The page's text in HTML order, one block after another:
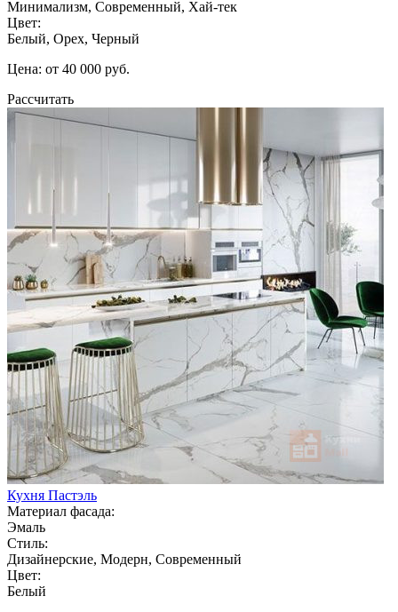
Минимализм, Современный, Хай-тек
Цвет:
Белый, Орех, Черный
Цена: от 40 000 руб.
Рассчитать
Кухня Пастэль
Материал фасада:
Эмаль
Стиль:
Дизайнерские, Модерн, Современный
Цвет:
Белый